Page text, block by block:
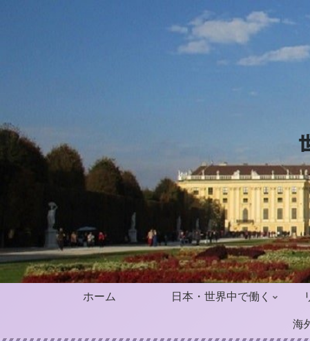
ホーム 日本・世界中で働く
海